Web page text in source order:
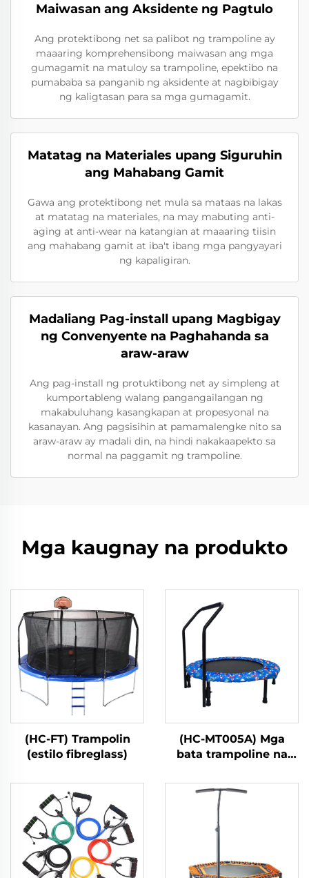
Maiwasan ang Aksidente ng Pagtulo
Ang protektibong net sa palibot ng trampoline ay
maaaring komprehensibong maiwasan ang mga
gumagamit na matuloy sa trampoline, epektibo na
pumababa sa panganib ng aksidente at nagbibigay
ng kaligtasan para sa mga gumagamit.
Matatag na Materiales upang Siguruhin
ang Mahabang Gamit
Gawa ang protektibong net mula sa mataas na lakas
at matatag na materiales, na may mabuting anti-
aging at anti-wear na katangian at maaaring tiisin
ang mahabang gamit at iba't ibang mga pangyayari
ng kapaligiran.
Madaliang Pag-install upang Magbigay
ng Convenyente na Paghahanda sa
araw-araw
Ang pag-install ng protuktibong net ay simpleng at
kumportableng walang pangangailangan ng
makabuluhang kasangkapan at propesyonal na
kasanayan. Ang pagsisihin at pamamalengke nito sa
araw-araw ay madali din, na hindi nakakaapekto sa
normal na paggamit ng trampoline.
Mga kaugnay na produkto
(HC-FT) Trampolin
(estilo fibreglass)
(HC-MT005A) Mga
bata trampoline na